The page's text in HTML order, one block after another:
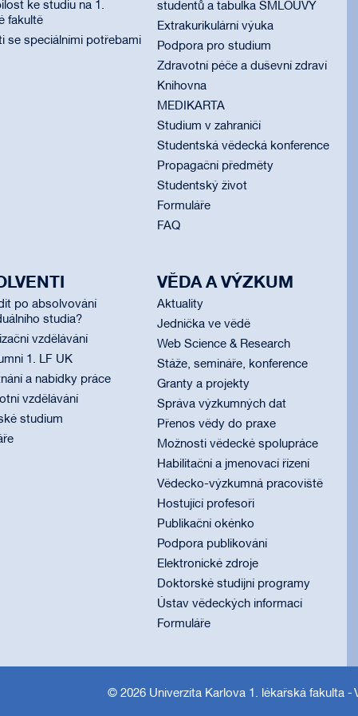
ke studiu na 1.
fakultě
se speciálními potřebami
studentů a tabulka SMLOUVY
Extrakurikulární výuka
Podpora pro studium
Zdravotní péče a duševní zdraví
Knihovna
MEDIKARTA
Studium v zahraničí
Studentská vědecká konference
Propagační předměty
Studentský život
Formuláře
FAQ
po absolvování
studia?
vzdělávání
1. LF UK
a nabídky práce
vzdělávání
studium
VĚDA A VÝZKUM
Aktuality
Jednička ve vědě
Web Science & Research
Stáže, semináře, konference
Granty a projekty
Správa výzkumných dat
Přenos vědy do praxe
Možnosti vědecké spolupráce
Habilitační a jmenovací řízení
Vědecko-výzkumná pracoviště
Hostující profesoři
Publikační okénko
Podpora publikování
Elektronické zdroje
Doktorské studijní programy
Ústav vědeckých informací
Formuláře
© 2026 Univerzita Karlova 1. lékařská fakulta -